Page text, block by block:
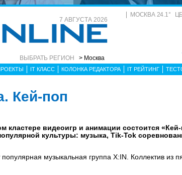
7 АВГУСТА 2026
ВЫБРАТЬ РЕГИОН > Москва
МОСКВА 24.1° ЦБ
IT КЛАСС КОЛОНКА РЕДАКТОРА IT РЕЙТИНГ
Кей-поп
кластере видеоигр и анимации состоится
культуры: музыка, Tik-Tok
музыкальная группа X:IN. Коллектив из